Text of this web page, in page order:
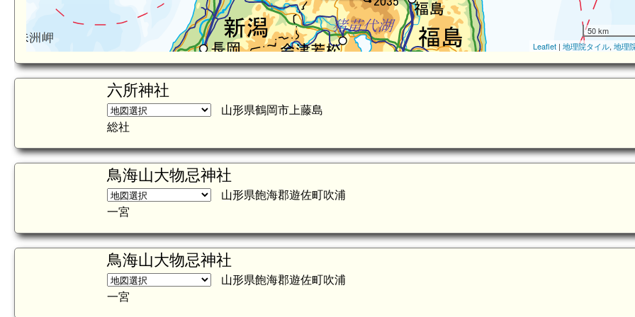
50 km
Leaflet | 地理院タイル, 地理
六所神社
山形県鶴岡市上藤島
総社
鳥海山大物忌神社
山形県飽海郡遊佐町吹浦
一宮
鳥海山大物忌神社
山形県飽海郡遊佐町吹浦
一宮